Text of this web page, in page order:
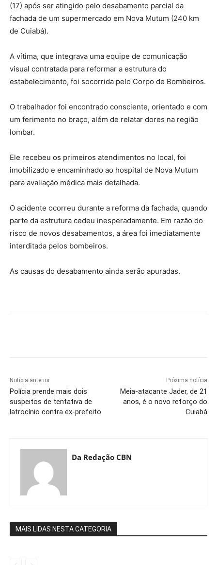
(17) após ser atingido pelo desabamento parcial da
fachada de um supermercado em Nova Mutum (240 km
de Cuiabá).
A vítima, que integrava uma equipe de comunicação
visual contratada para reformar a estrutura do
estabelecimento, foi socorrida pelo Corpo de Bombeiros.
O trabalhador foi encontrado consciente, orientado e com
um ferimento no braço, além de relatar dores na região
lombar.
Ele recebeu os primeiros atendimentos no local, foi
imobilizado e encaminhado ao hospital de Nova Mutum
para avaliação médica mais detalhada.
O acidente ocorreu durante a reforma da fachada, quando
parte da estrutura cedeu inesperadamente. Em razão do
risco de novos desabamentos, a área foi imediatamente
interditada pelos bombeiros.
As causas do desabamento ainda serão apuradas.
Notícia anterior
Polícia prende mais dois
suspeitos de tentativa de
latrocínio contra ex-prefeito
Próxima notícia
Meia-atacante Jader, de 21
anos, é o novo reforço do
Cuiabá
Da Redação CBN
MAIS LIDAS NESTA CATEGORIA